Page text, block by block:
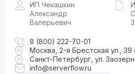
ИП Чекашкин
Александр
Валерьевич
8 (800) 222-70-01
Москва, 2-я Брестская ул.,
Санкт-Петербург, ул.
info@serverflow.ru